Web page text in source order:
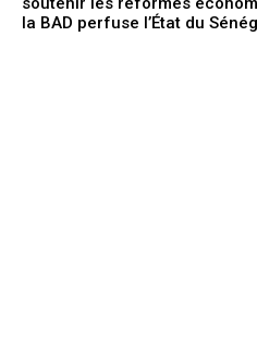
la BAD perfuse l’État du